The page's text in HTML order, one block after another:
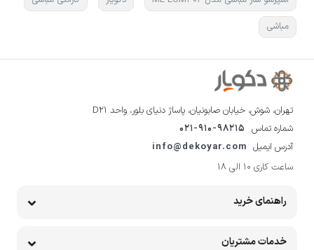
مباشی
تهران، شوش، خیابان صابونیان، پاساژ دنیای بلور، واحد D21
شماره تماس 021-910-98215
آدرس ایمیل info@dekoyar.com
ساعت کاری 10 الی 18
راهنمای خرید
خدمات مشتریان